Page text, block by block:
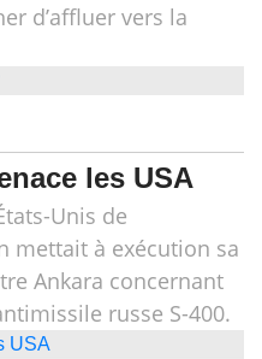
d’affluer vers la
les USA
Unis de
mettait à exécution sa
Ankara concernant
russe S-400.